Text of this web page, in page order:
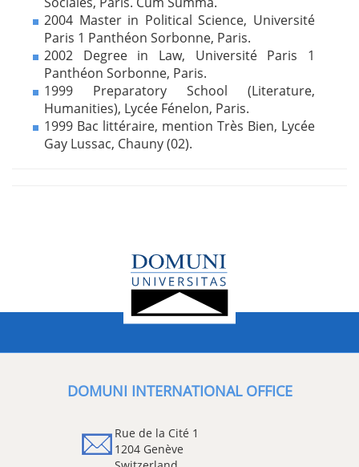
2004 Master in Political Science, Université
Paris 1 Panthéon Sorbonne, Paris.
2002 Degree in Law, Université Paris 1
Panthéon Sorbonne, Paris.
1999 Preparatory School (Literature,
Humanities), Lycée Fénelon, Paris.
1999 Bac littéraire, mention Très Bien, Lycée
Gay Lussac, Chauny (02).
DOMUNI INTERNATIONAL OFFICE
Rue de la Cité 1
1204 Genève